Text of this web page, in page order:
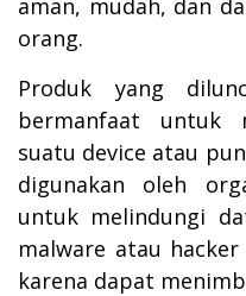
orang.
Produk yang
bermanfaat untuk
suatu device atau
digunakan oleh
untuk melindungi
malware atau
karena dapat